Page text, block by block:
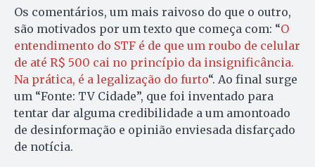
Os comentários, um mais raivoso do que o outro,
são motivados por um texto que começa com: “O
entendimento do STF é de que um roubo de celular
de até R$ 500 cai no princípio da insignificância.
Na prática, é a legalização do furto“. Ao final surge
um “Fonte: TV Cidade”, que foi inventado para
tentar dar alguma credibilidade a um amontoado
de desinformação e opinião enviesada disfarçado
de notícia.